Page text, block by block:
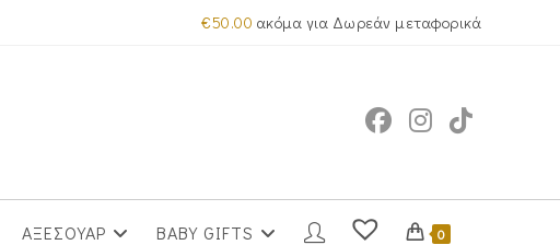
€50.00 ακόμα για Δωρεάν μεταφορικά
ΑΞΕΣΟΥΑΡ BABY GIFTS 0